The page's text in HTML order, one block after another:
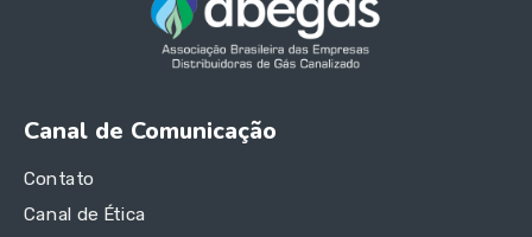
Canal de Comunicação
Contato
Canal de Ética